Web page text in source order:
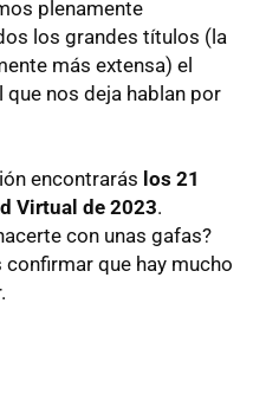
plenamente
los grandes títulos (la
más extensa) el
nos deja hablan por
encontrarás los 21
Virtual de 2023.
con unas gafas?
que hay mucho